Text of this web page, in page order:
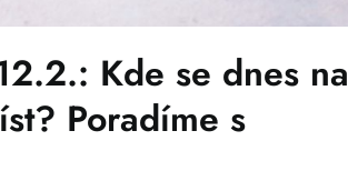
Kde se dnes na
Poradíme s